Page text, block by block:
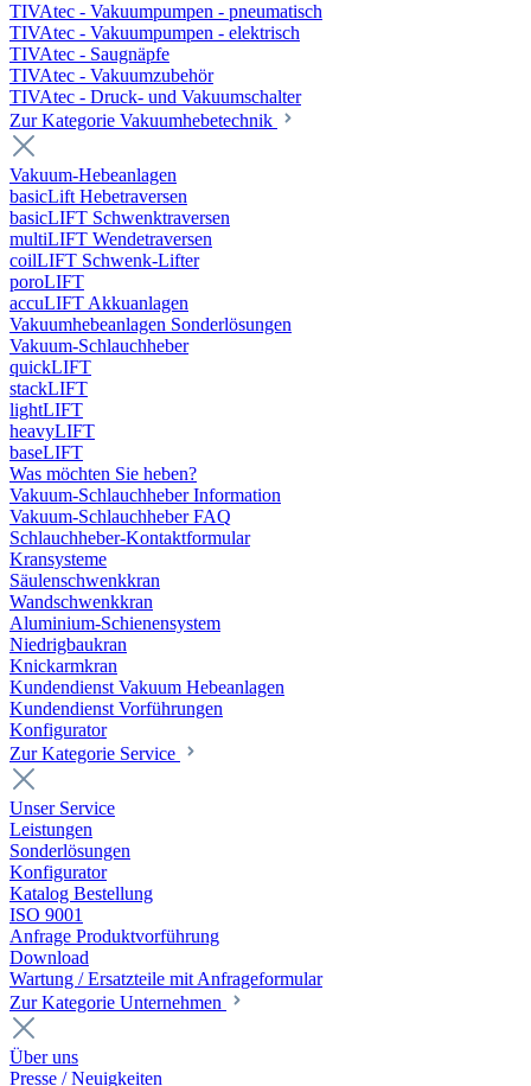
TIVAtec - Vakuumpumpen - pneumatisch
TIVAtec - Vakuumpumpen - elektrisch
TIVAtec - Saugnäpfe
TIVAtec - Vakuumzubehör
TIVAtec - Druck- und Vakuumschalter
Zur Kategorie Vakuumhebetechnik
Vakuum-Hebeanlagen
basicLift Hebetraversen
basicLIFT Schwenktraversen
multiLIFT Wendetraversen
coilLIFT Schwenk-Lifter
poroLIFT
accuLIFT Akkuanlagen
Vakuumhebeanlagen Sonderlösungen
Vakuum-Schlauchheber
quickLIFT
stackLIFT
lightLIFT
heavyLIFT
baseLIFT
Was möchten Sie heben?
Vakuum-Schlauchheber Information
Vakuum-Schlauchheber FAQ
Schlauchheber-Kontaktformular
Kransysteme
Säulenschwenkkran
Wandschwenkkran
Aluminium-Schienensystem
Niedrigbaukran
Knickarmkran
Kundendienst Vakuum Hebeanlagen
Kundendienst Vorführungen
Konfigurator
Zur Kategorie Service
Unser Service
Leistungen
Sonderlösungen
Konfigurator
Katalog Bestellung
ISO 9001
Anfrage Produktvorführung
Download
Wartung / Ersatzteile mit Anfrageformular
Zur Kategorie Unternehmen
Über uns
Presse / Neuigkeiten